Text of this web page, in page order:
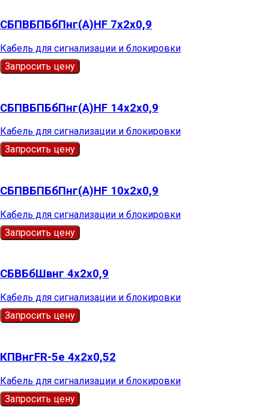
СБПВБПБбПнг(А)HF 7х2х0,9
Кабель для сигнализации и блокировки
Запросить цену
СБПВБПБбПнг(А)HF 14х2х0,9
Кабель для сигнализации и блокировки
Запросить цену
СБПВБПБбПнг(А)HF 10х2х0,9
Кабель для сигнализации и блокировки
Запросить цену
СБВБбШвнг 4х2х0,9
Кабель для сигнализации и блокировки
Запросить цену
КПВнгFR-5е 4х2х0,52
Кабель для сигнализации и блокировки
Запросить цену